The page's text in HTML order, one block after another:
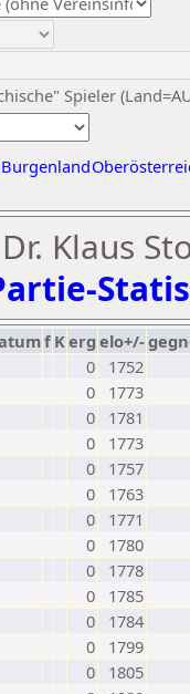
Spieler
Burgenland
Klaus
f Kerg elo+/-
0
1752
0
1773
0
1781
0
1773
0
1757
0
1763
0
1771
0
1780
0
1778
0
1785
0
1784
0
1799
0
1805